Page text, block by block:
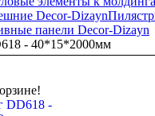
Decor-Dizayn
панели Decor-Dizayn
- 40*15*2000мм